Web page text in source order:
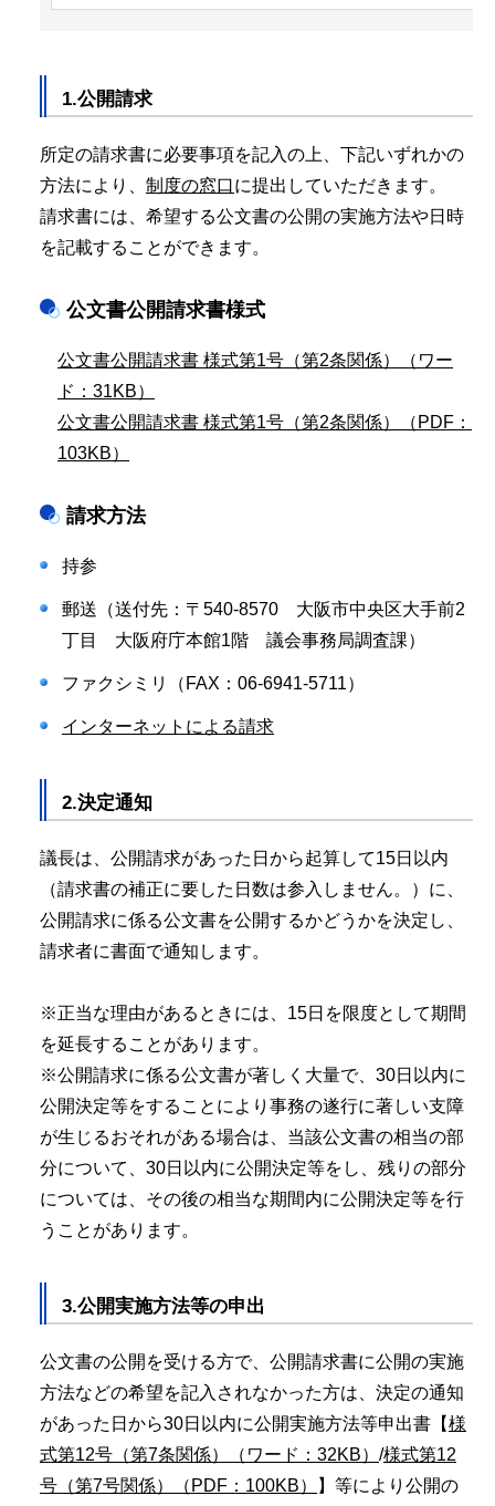
1.公開請求
所定の請求書に必要事項を記入の上、下記いずれかの
方法により、 制度の窓口 に提出していただきます。
請求書には、希望する公文書の公開の実施方法や日時
を記載することができます。
公文書公開請求書様式
公文書公開請求書 様式第1号（第2条関係）（ワー
ド：31KB）
公文書公開請求書 様式第1号（第2条関係）（PDF：
103KB）
請求方法
持参
郵送（送付先：〒540-8570 大阪市中央区大手前2
丁目 大阪府庁本館1階 議会事務局調査課）
ファクシミリ（FAX：06-6941-5711）
インターネットによる請求
2.決定通知
議長は、公開請求があった日から起算して15日以内
（請求書の補正に要した日数は参入しません。）に、
公開請求に係る公文書を公開するかどうかを決定し、
請求者に書面で通知します。
※正当な理由があるときには、15日を限度として期間
を延長することがあります。
※公開請求に係る公文書が著しく大量で、30日以内に
公開決定等をすることにより事務の遂行に著しい支障
が生じるおそれがある場合は、当該公文書の相当の部
分について、30日以内に公開決定等をし、残りの部分
については、その後の相当な期間内に公開決定等を行
うことがあります。
3.公開実施方法等の申出
公文書の公開を受ける方で、公開請求書に公開の実施
方法などの希望を記入されなかった方は、決定の通知
があった日から30日以内に公開実施方法等申出書【様
式第12号（第7条関係）（ワード：32KB） /様式第12
号（第7号関係）（PDF：100KB）
】等により公開の